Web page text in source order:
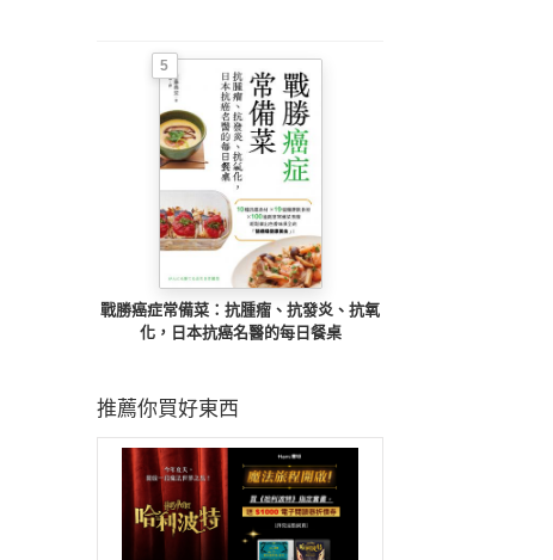
5
戰勝癌症常備菜：抗腫瘤、抗發炎、抗氧
化，日本抗癌名醫的每日餐桌
推薦你買好東西